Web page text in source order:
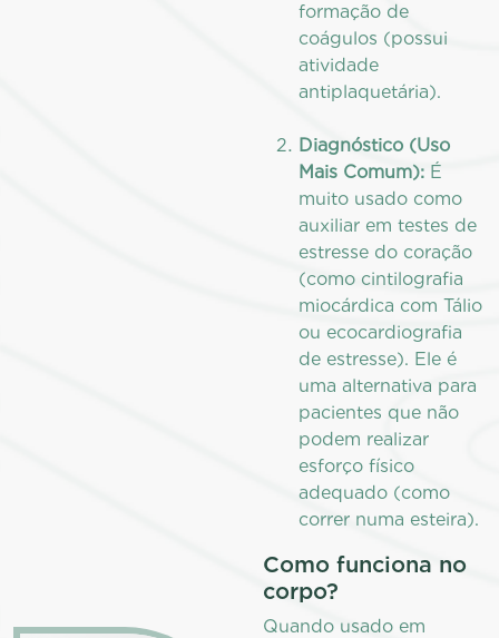
formação de
coágulos (possui
atividade
antiplaquetária).
Diagnóstico (Uso
Mais Comum): É
muito usado como
auxiliar em testes de
estresse do coração
(como cintilografia
miocárdica com Tálio
ou ecocardiografia
de estresse). Ele é
uma alternativa para
pacientes que não
podem realizar
esforço físico
adequado (como
correr numa esteira).
Como funciona no
corpo?
Quando usado em